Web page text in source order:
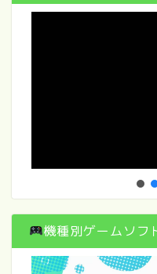
機種別ゲームソフ